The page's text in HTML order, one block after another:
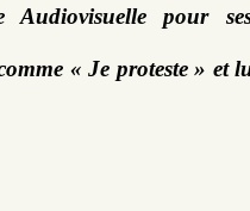
Audiovisuelle pour
« Je proteste » et